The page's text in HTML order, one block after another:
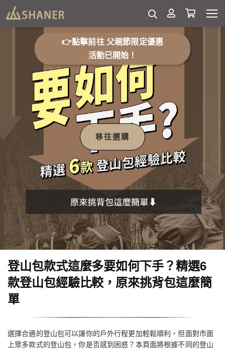
移往選購
登山包款式這麼多要如何下手？精選6
款登山包經驗比較，原來挑背包這麼簡
單
選擇合適的登山包可以讓你的戶外行程更加輕鬆順利，但面對市面
上眾多款式的登山包，你是否感到困惑？本頁面將根據不同的登山
👉點擊前往 父親節限定優惠
活動已開始！